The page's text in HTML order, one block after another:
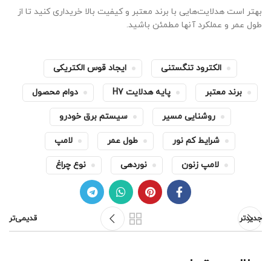
بهتر است هدلایت‌هایی با برند معتبر و کیفیت بالا خریداری کنید تا از
طول عمر و عملکرد آنها مطمئن باشید.
الکترود تنگستنی ایجاد قوس الکتریکی
برند معتبر پایه هدلایت H7 دوام محصول
روشنایی مسیر سیستم برق خودرو
شرایط کم نور طول عمر لامپ
لامپ زنون نوردهی نوع چراغ
جدیدتر قدیمی‌تر